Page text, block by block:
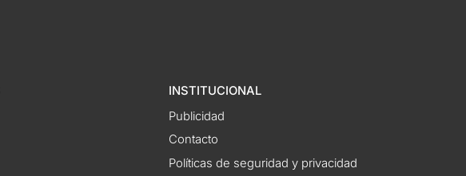
INSTITUCIONAL
Publicidad
Contacto
Políticas de seguridad y privacidad